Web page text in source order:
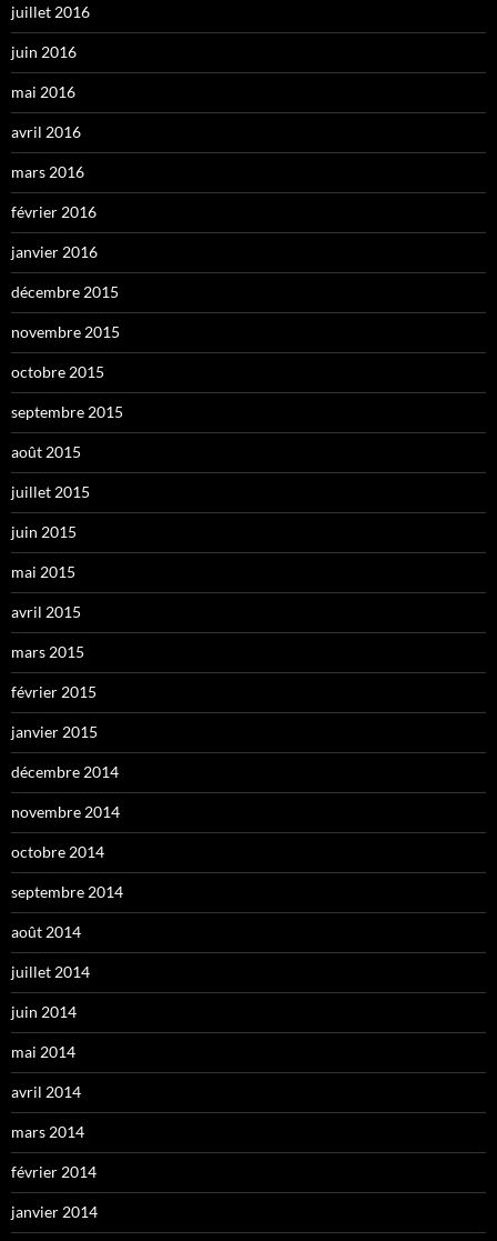
juillet 2016
juin 2016
mai 2016
avril 2016
mars 2016
février 2016
janvier 2016
décembre 2015
novembre 2015
octobre 2015
septembre 2015
août 2015
juillet 2015
juin 2015
mai 2015
avril 2015
mars 2015
février 2015
janvier 2015
décembre 2014
novembre 2014
octobre 2014
septembre 2014
août 2014
juillet 2014
juin 2014
mai 2014
avril 2014
mars 2014
février 2014
janvier 2014